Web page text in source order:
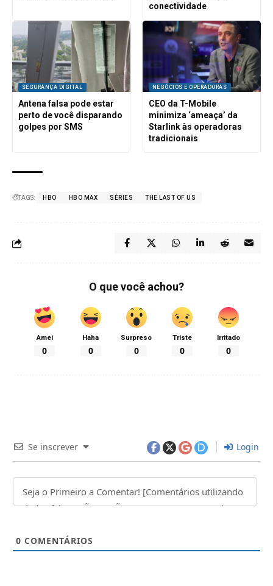
conectividade
SEGURANÇA DIGITAL
Antena falsa pode estar
perto de você disparando
golpes por SMS
NEGÓCIOS E OPERADORAS
CEO da T-Mobile
minimiza ‘ameaça’ da
Starlink às operadoras
tradicionais
TAGS: HBO HBO MAX SÉRIES THE LAST OF US
O que você achou?
Amei
0
Haha
0
Surpreso
0
Triste
0
Irritado
0
Se inscrever Login
0 COMENTÁRIOS